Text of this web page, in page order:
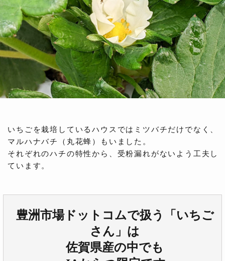
いちごを栽培しているハウスではミツバチだけでなく、
マルハナバチ（丸花蜂）もいました。
それぞれのハチの特性から、受粉漏れがないよう工夫し
ています。
豊洲市場ドットコムで扱う「いちご
さん」は
佐賀県産の中でも